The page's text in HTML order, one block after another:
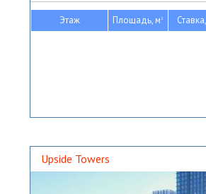
Этаж Площадь, м2
Upside Towers